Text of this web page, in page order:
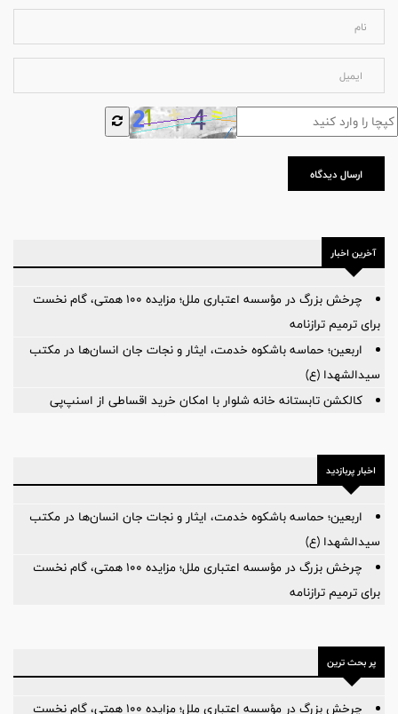
ارسال دیدگاه
آخرین اخبار
چرخش بزرگ در مؤسسه اعتباری ملل؛ مزایده ۱۰۰ همتی، گام نخست
برای ترمیم ترازنامه
اربعین؛ حماسه باشکوه خدمت، ایثار و نجات جان انسان‌ها در مکتب
سیدالشهدا (ع)
کالکشن تابستانه خانه شلوار با امکان خرید اقساطی از اسنپ‌پی
اخبار پربازدید
اربعین؛ حماسه باشکوه خدمت، ایثار و نجات جان انسان‌ها در مکتب
سیدالشهدا (ع)
چرخش بزرگ در مؤسسه اعتباری ملل؛ مزایده ۱۰۰ همتی، گام نخست
برای ترمیم ترازنامه
پر بحث ترین
چرخش بزرگ در مؤسسه اعتباری ملل؛ مزایده ۱۰۰ همتی، گام نخست